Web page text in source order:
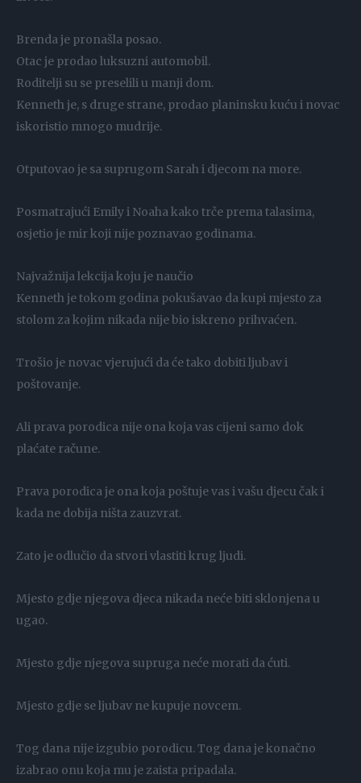
Brenda je pronašla posao.
Otac je prodao luksuzni automobil.
Roditelji su se preselili u manji dom.
Kenneth je, s druge strane, prodao planinsku kuću i novac
iskoristio mnogo mudrije.
Otputovao je sa suprugom Sarah i djecom na more.
Posmatrajući Emily i Noaha kako trče prema talasima,
osjetio je mir koji nije poznavao godinama.
Najvažnija lekcija koju je naučio
Kenneth je tokom godina pokušavao da kupi mjesto za
stolom za kojim nikada nije bio iskreno prihvaćen.
Trošio je novac vjerujući da će tako dobiti ljubav i
poštovanje.
Ali prava porodica nije ona koja vas cijeni samo dok
plaćate račune.
Prava porodica je ona koja poštuje vas i vašu djecu čak i
kada ne dobija ništa zauzvrat.
Zato je odlučio da stvori vlastiti krug ljudi.
Mjesto gdje njegova djeca nikada neće biti sklonjena u
ugao.
Mjesto gdje njegova supruga neće morati da ćuti.
Mjesto gdje se ljubav ne kupuje novcem.
Tog dana nije izgubio porodicu. Tog dana je konačno
izabrao onu koja mu je zaista pripadala.